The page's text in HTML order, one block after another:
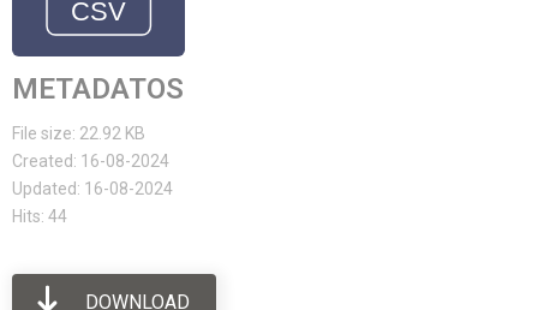
METADATOS
File size: 22.92 KB
Created: 16-08-2024
Updated: 16-08-2024
Hits: 44
DOWNLOAD